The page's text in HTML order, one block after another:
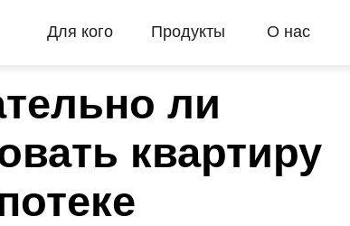
Для кого Продукты О нас
ли
квартиру